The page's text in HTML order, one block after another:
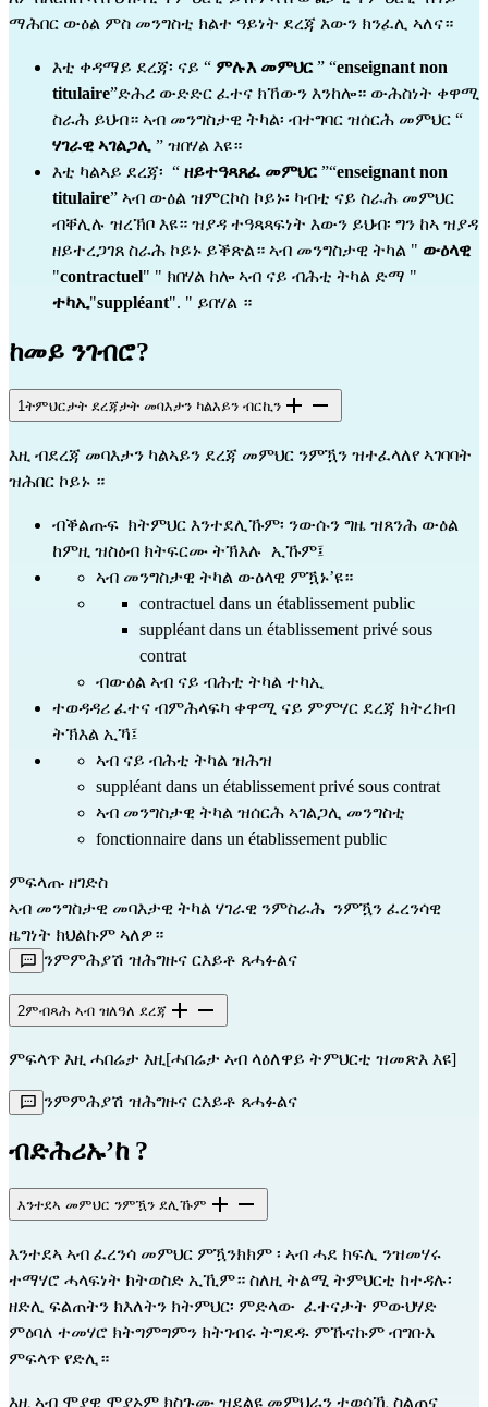
ማሕበር ውዕል ምስ መንግስቲ ክልተ ዓይነት ደረጃ እውን ክንፈሊ ኣለና።
እቲ ቀዳማይ ደረጃ፡ ናይ “ ምሉእ መምህር ” “enseignant non
titulaire”ድሕሪ ውድድር ፈተና ክኸውን እንከሎ። ውሕስነት ቀዋሚ
ሃገራዊ ኣገልጋሊ ” ዝበሃል እዩ።
እቲ ካልኣይ ደረጃ፡  “ ዘይተዓጻጸፈ መምህር ”“enseignant non
titulaire” ኣብ ውዕል ዝምርኮስ ኮይኑ፡ ካብቲ ናይ ስራሕ መምህር
ብቐሊሉ ዝረኽቦ እዩ። ዝያዳ ተዓጻጻፍነት እውን ይህብ፡ ግን ከኣ ዝያዳ
ዘይተረጋገጸ ስራሕ ኮይኑ ይቕጽል። ኣብ መንግስታዊ ትካል " ውዕላዊ
"contractuel
ተካኢ"suppléant". " ይበሃል ።
ከመይ ንገብሮ?
1ትምህርታት ደረጃታት መባእታን ካልእይን ብርኪን
እዚ ብደረጃ መባእታን ካልኣይን ደረጃ መምህር ንምዃን ዝተፈላለየ ኣገባባት
ዝሕበር ኮይኑ ።
ብቕልጡፍ  ክትምህር እንተደሊኹም፡ ንውሱን ግዜ ዝጸንሕ ውዕል
ከምዚ ዝስዕብ ክትፍርሙ ትኽእሉ  ኢኹም፤
ኣብ መንግስታዊ ትካል ውዕላዊ ምዃኑ’ዩ።
contractuel dans un établissement public
suppléant dans un établissement privé sous
contrat
ብውዕል ኣብ ናይ ብሕቲ ትካል ተካኢ
ተወዳዳሪ ፈተና ብምሕላፍካ ቀዋሚ ናይ ምምሃር ደረጃ ክትረክብ
ትኽእል ኢኻ፤
ኣብ ናይ ብሕቲ ትካል ዝሕዝ
suppléant dans un établissement privé sous contrat
ኣብ መንግስታዊ ትካል ዝሰርሕ ኣገልጋሊ መንግስቲ
fonctionnaire dans un établissement public
ምፍላጡ ዘገድስ
ኣብ መንግስታዊ መባእታዊ ትካል ሃገራዊ ንምስራሕ  ንምዃን ፈረንሳዊ
ዜግነት ክህልኩም ኣለዎ።
ንምምሕያሽ ዝሕግዙና ርእይቶ ጸሓፉልና
2ምብጻሕ ኣብ ዝለዓለ ደረጃ
ምፍላጥ እዚ ሓበሬታ እዚ[ሓበሬታ ኣብ ላዕለዋይ ትምህርቲ ዝመጽእ እዩ]
ንምምሕያሽ ዝሕግዙና ርእይቶ ጸሓፉልና
ብድሕሪኡ’ከ ?
እንተደኣ መምህር ንምዃን ደሊኹም
እንተደኣ ኣብ ፈረንሳ መምህር ምዃንክክም ፡ ኣብ ሓደ ክፍሊ ንዝመሃሩ
ተማሃሮ ሓላፍነት ክትወስድ ኢኺም። ስለዚ ትልሚ ትምህርቲ ከተዳሉ፡
ዘድሊ ፍልጠትን ክእለትን ክትምህር፡ ምድላው  ፈተናታት ምውህሃድ
ምዕባለ ተመሃሮ ክትግምግምን ክትገብሩ ትግደዱ ምኹናኩም ብግቡእ
ምፍላጥ የድሊ።
እዚ ኣብ ሞያዊ ሞያኦም ክስጉሙ ዝደልዩ መምህራን ተወሳኺ ስልጠና